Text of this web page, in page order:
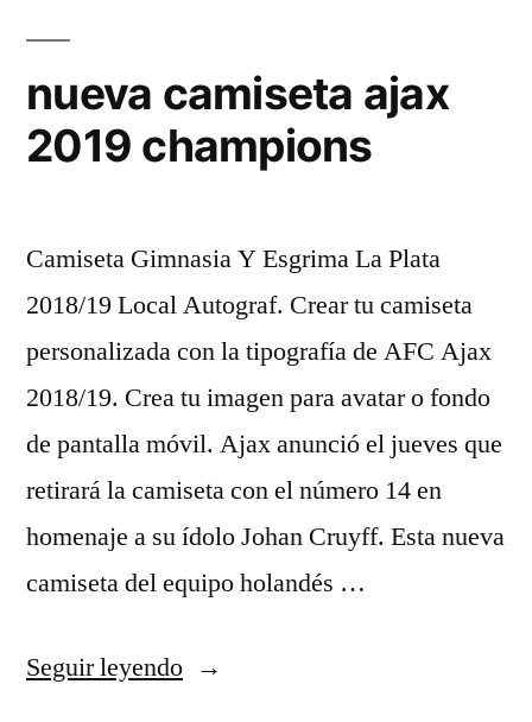
nueva camiseta ajax
2019 champions
Camiseta Gimnasia Y Esgrima La Plata
2018/19 Local Autograf. Crear tu camiseta
personalizada con la tipografía de AFC Ajax
2018/19. Crea tu imagen para avatar o fondo
de pantalla móvil. Ajax anunció el jueves que
retirará la camiseta con el número 14 en
homenaje a su ídolo Johan Cruyff. Esta nueva
camiseta del equipo holandés …
Seguir leyendo«nueva